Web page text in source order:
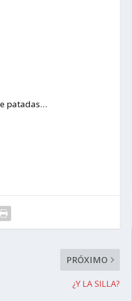
patadas…
PRÓXIMO
¿Y LA SILLA?